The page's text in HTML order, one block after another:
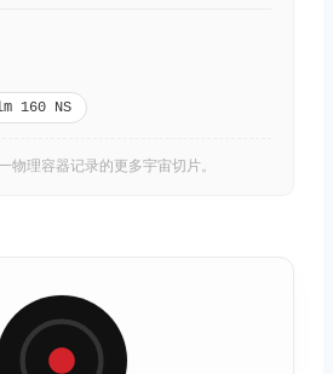
160 NS
物理容器记录的更多宇宙切片。